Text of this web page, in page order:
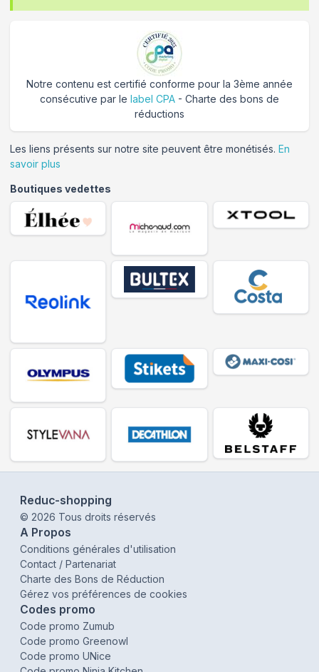
Notre contenu est certifié conforme pour la 3ème année
consécutive par le label CPA - Charte des bons de
réductions
Les liens présents sur notre site peuvent être monétisés. En
savoir plus
Boutiques vedettes
Reduc-shopping
© 2026 Tous droits réservés
A Propos
Conditions générales d'utilisation
Contact / Partenariat
Charte des Bons de Réduction
Gérez vos préférences de cookies
Codes promo
Code promo Zumub
Code promo Greenowl
Code promo UNice